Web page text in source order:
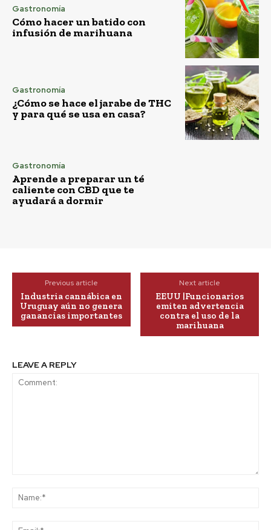
Gastronomía
Cómo hacer un batido con
infusión de marihuana
Gastronomía
¿Cómo se hace el jarabe de THC
y para qué se usa en casa?
Gastronomía
Aprende a preparar un té
caliente con CBD que te
ayudará a dormir
Previous article
Industria cannábica en
Uruguay aún no genera
ganancias importantes
Next article
EEUU |Funcionarios
emiten advertencia
contra el uso de la
marihuana
LEAVE A REPLY